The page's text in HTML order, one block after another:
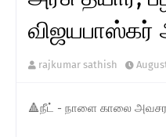
rajkumar sathish
🔺நீட் - நாளை காலை